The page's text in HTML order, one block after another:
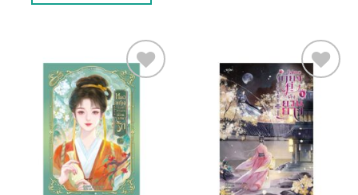
Add to
Wishlist
Add to
Wishlist